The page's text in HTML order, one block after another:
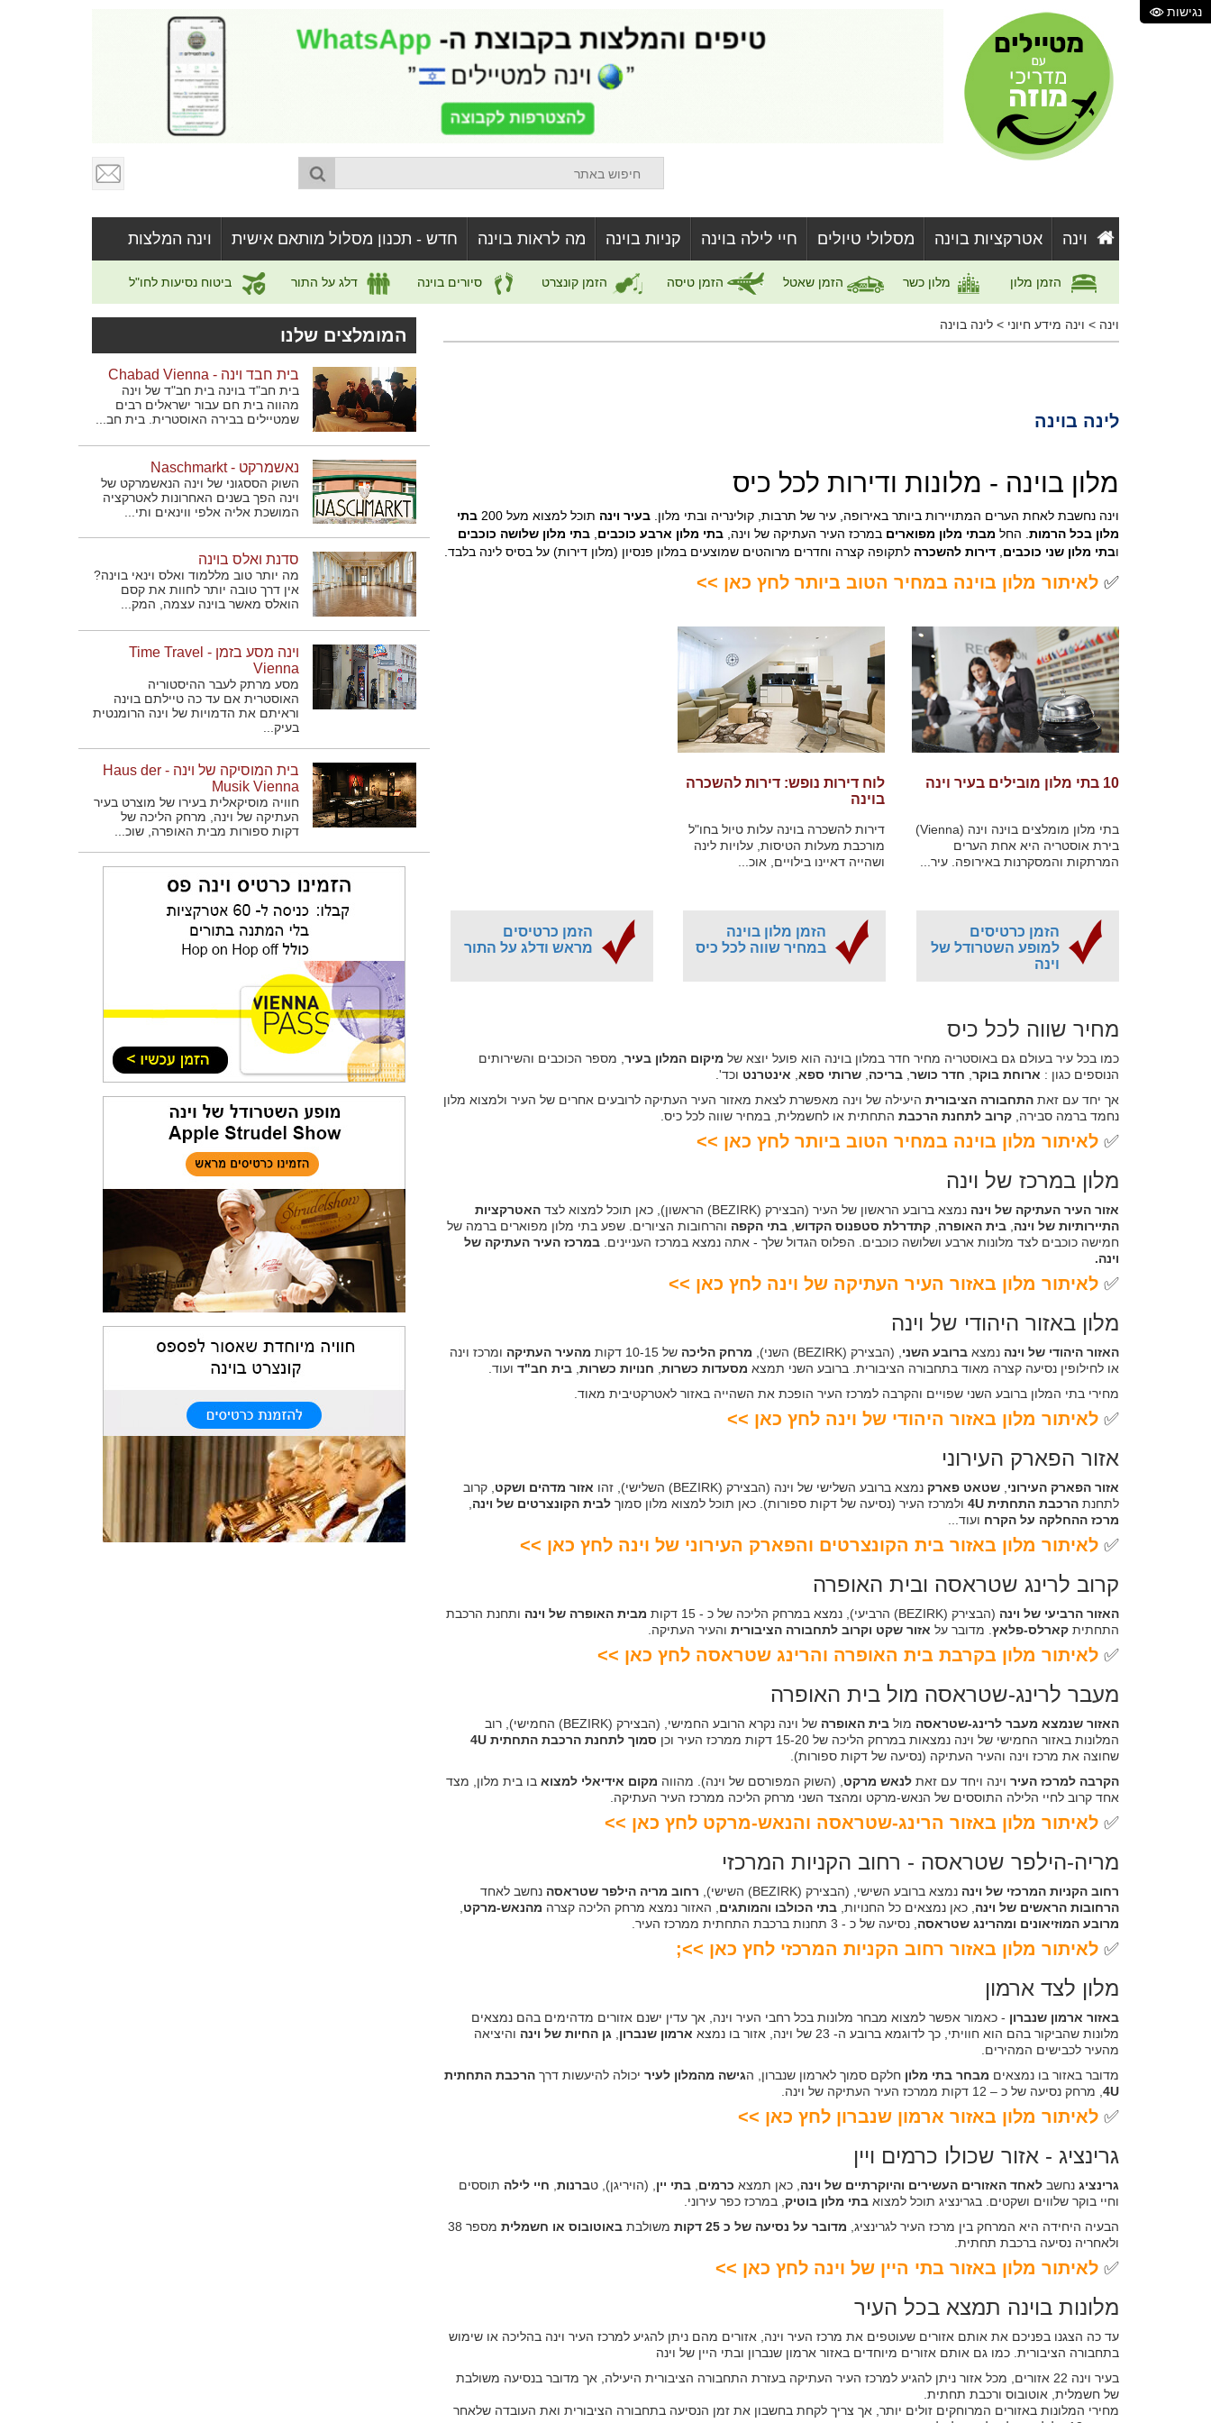
וינה אטרקציות בוינה מסלולי טיולים חיי לילה בוינה קניות בוינה מה לראות בוינה חדש - תכנון מסלול מותאם אישית וינה המלצות
הזמן מלון מלון כשר הזמן שאטל הזמן טיסה הזמן קונצרט סיורים בוינה דלג על התור ביטוח נסיעות לחו"ל
וינה > וינה מידע חיוני > לינה בוינה
לינה בוינה
מלון בוינה - מלונות ודירות לכל כיס
וינה נחשבת לאחת הערים המתויירות ביותר באירופה, עיר של תרבות, קולינריה ובתי מלון. בעיר וינה תוכל למצוא מעל 200
בתי
מלון בכל הרמות . החל מבתי מלון מפוארים במרכז העיר העתיקה של וינה, בתי מלון ארבע כוכבים בתי מלון שלושה כוכבים
ובתי מלון שני כוכבים דירות להשכרה לתקופה קצרה וחדרים מרוהטים שמוצעים במלון פנסיון (מלון דירות) על בסיס לינה בלבד.
✅ לאיתור מלון בוינה במחיר הטוב ביותר לחץ כאן >>
10 בתי מלון מובילים בעיר וינה
בתי מלון מומלצים בוינה וינה (Vienna)
בירת אוסטריה היא אחת הערים
המרתקות והמסקרנות באירופה. עיר...
לוח דירות נופש: דירות להשכרה
בוינה
דירות להשכרה בוינה עלות טיול בחו"ל
מורכבת מעלות הטיסות, עלויות לינה
ושהייה דאיינו בילויים, אוכ...
הזמן כרטיסים
למופע השטרודל של
וינה
הזמן מלון בוינה
במחיר שווה לכל כיס
הזמן כרטיסים
מראש ודלג על התור
מחיר שווה לכל כיס
כמו בכל עיר בעולם גם באוסטריה מחיר חדר במלון בוינה הוא פועל יוצא של מיקום המלון בעיר , מספר הכוכבים והשירותים
הנוספים כגון : ארוחת בוקר חדר כושר בריכה שרותי ספא אינטרנט וכד'.
אך יחד עם זאת התחבורה הציבורית היעילה של וינה מאפשרת לצאת מאזור העיר העתיקה לרובעים אחרים של העיר ולמצוא מלון
נחמד ברמה סבירה, קרוב לתחנת הרכבת התחתית או לחשמלית, במחיר שווה לכל כיס.
✅ לאיתור מלון בוינה במחיר הטוב ביותר לחץ כאן >>
מלון במרכז של וינה
אזור העיר העתיקה של וינה נמצא ברובע הראשון של העיר (הבצירק (BEZIRK) הראשון), כאן תוכל למצוא לצד
האטרקציות
התיירותיות של וינה בית האופרה קתדרלת סטפנוס הקדוש בתי הקפה והרחובות הציורים. שפע בתי מלון מפוארים ברמה של
חמישה כוכבים לצד מלונות ארבע ושלושה כוכבים. הפלוס הגדול שלך - אתה נמצא במרכז העניינים. במרכז העיר העתיקה של
וינה.
✅ לאיתור מלון באזור העיר העתיקה של וינה לחץ כאן >>
מלון באזור היהודי של וינה
האזור היהודי של וינה נמצא ברובע השני , (הבצירק (BEZIRK) השני), מרחק הליכה של 10-15 דקות מהעיר העתיקה ומרכז וינה
או לחילופין נסיעה קצרה מאוד בתחבורה הציבורית. ברובע השני תמצא מסעדות כשרות חנויות כשרות בית חב"ד ועוד.
מחירי בתי המלון ברובע השני שפויים והקרבה למרכז העיר הופכת את השהייה באזור לאטרקטיבית מאוד.
✅ לאיתור מלון באזור היהודי של וינה לחץ כאן >>
אזור הפארק העירוני
אזור הפארק העירוני שטאט פארק נמצא ברובע השלישי של וינה (הבצירק (BEZIRK) השלישי), זהו אזור מדהים ושקט , קרוב
לתחנת הרכבת התחתית 4U ולמרכז העיר (נסיעה של דקות ספורות). כאן תוכל למצוא מלון סמוך לבית הקונצרטים של וינה
מרכז ההחלקה על הקרח ועוד...
✅ לאיתור מלון באזור בית הקונצרטים והפארק העירוני של וינה לחץ כאן >>
קרוב לרינג שטראסה ובית האופרה
האזור הרביעי של וינה (הבצירק (BEZIRK) הרביעי), נמצא במרחק הליכה של כ - 15 דקות מבית האופרה של וינה ותחנת הרכבת
התחתית קארלס-פלאץ . מדובר על אזור שקט וקרוב לתחבורה הציבורית והעיר העתיקה.
✅ לאיתור מלון בקרבת בית האופרה והרינג שטראסה לחץ כאן >>
מעבר לרינג-שטראסה מול בית האופרה
האזור שנמצא מעבר לרינג-שטראסה מול בית האופרה
של וינה נקרא הרובע החמישי, (הבצירק (BEZIRK) החמישי), רוב
המלונות באזור החמישי של וינה נמצאות במרחק הליכה של 15-20 דקות ממרכז העיר וכן
סמוך לתחנת הרכבת התחתית 4U
שחוצה את מרכז וינה והעיר העתיקה (נסיעה של דקות ספורות).
הקרבה למרכז העיר וינה ויחד עם זאת לנאש מרקט , (השוק המפורסם של וינה). מהווה מקום אידיאלי למצוא בו בית מלון, מצד
אחד קרוב לחיי הלילה התוססים של הנאש-מרקט ומהצד השני מרחק הליכה ממרכז העיר העתיקה.
✅ לאיתור מלון באזור הרינג-שטראסה והנאש-מרקט לחץ כאן >>
מריה-הילפר שטראסה - רחוב הקניות המרכזי
רחוב הקניות המרכזי של וינה נמצא ברובע השישי, (הבצירק (BEZIRK) השישי), רחוב מריה הילפר שטראסה נחשב לאחד
הרחובות הראשים של וינה , כאן נמצאים כל החנויות, בתי הכולבו והמותגים , האזור נמצא מרחק הליכה קצרה מהנאש-מרקט
מרובע המוזיאונים ומהרינג שטראסה , נסיעה של כ - 3 תחנות ברכבת התחתית ממרכז העיר.
✅ לאיתור מלון באזור רחוב הקניות המרכזי לחץ כאן >>;
מלון לצד ארמון
באזור ארמון שנברון - כאמור אפשר למצוא מבחר מלונות בכל רחבי העיר וינה, אך עדין ישנם אזורים מדהימים בהם נמצאים
מלונות שהביקור בהם הוא חוויתי, כך לדוגמא ברובע ה- 23 של וינה, אזור בו נמצא
ארמון שנברון גן החיות של וינה והיציאה
מהעיר לכבישים המהירים.
מדובר באזור בו נמצאים מבחר בתי מלון חלקם סמוך לארמון שנברון, הגישה מהמלון לעיר יכולה להיעשות דרך הרכבת התחתית
4U , מרחק נסיעה של כ – 12 דקות ממרכז העיר העתיקה של וינה.
✅ לאיתור מלון באזור ארמון שנברון לחץ כאן >>
גרינציג - אזור שכולו כרמים ויין
גרינציג נחשב לאחד האזורים העשירים והיוקרתיים של וינה , כאן תמצא כרמים בתי יין , (הויריגן), טברנות חיי לילה תוססים
וחיי בוקר שלווים ושקטים. בגרינציג תוכל למצוא בתי מלון בוטיק , במרכז כפר עירוני.
הבעיה היחידה היא המרחק בין מרכז העיר לגרינציג, מדובר על נסיעה של כ 25 דקות משולבת באוטובוס או חשמלית
מספר 38
ולאחריה נסיעה ברכבת תחתית.
✅ לאיתור מלון באזור בתי היין של וינה לחץ כאן >>
מלונות בוינה תמצא בכל העיר
עד כה הצגנו בפניכם את אותם אזורים שעוטפים את מרכז העיר וינה, אזורים מהם ניתן להגיע למרכז העיר וינה בהליכה או שימוש
בתחבורה הציבורית. כמו גם אותם אזורים מיוחדים באזור ארמון שנברון ובתי היין של וינה
בעיר וינה 22 אזורים, מכל אזור ניתן להגיע למרכז העיר העתיקה בעזרת התחבורה הציבורית היעילה, אך מדובר בנסיעה משולבת
של חשמלית, אוטובוס ורכבת תחתית.
מחירי המלונות באזורים המרוחקים זולים יותר, אך צריך לקחת בחשבון את זמן הנסיעה בתחבורה הציבורית ואת העובדה שלאחר
המומלצים שלנו
בית חבד וינה - Chabad Vienna
בית חב"ד בוינה בית חב"ד של וינה
מהווה בית חם עבור ישראלים רבים
שמטיילים בבירה האוסטרית. בית חב...
נאשמרקט - Naschmarkt
השוק הססגוני של וינה הנאשמרקט של
וינה הפך בשנים האחרונות לאטרקציה
המושכת אליה אלפי ווינאים ותי...
סדנת ואלס בוינה
מה יותר טוב מללמוד ואלס וינאי בוינה?
אין דרך טובה יותר לחוות את קסם
הואלס מאשר בוינה עצמה, המק...
וינה מסע בזמן - Time Travel
Vienna
מסע מרתק לעבר ההיסטוריה
האוסטרית אם עד כה טיילתם בוינה
וראיתם את הדמויות של וינה הרומנטית
בעיק...
בית המוסיקה של וינה - Haus der
Musik Vienna
חוויה מוסיקאלית בעירו של מוצרט בעיר
העתיקה של וינה, מרחק הליכה של
דקות ספורות מבית האופרה, שוכ...
נגישות